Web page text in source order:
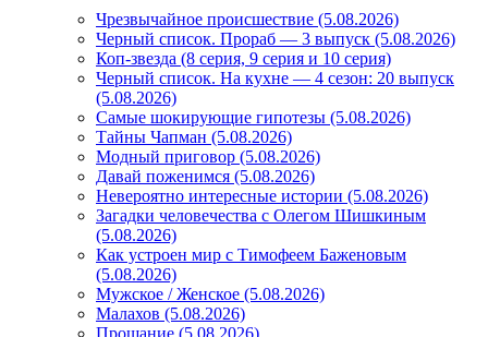
Чрезвычайное происшествие (5.08.2026)
Черный список. Прораб — 3 выпуск (5.08.2026)
Коп-звезда (8 серия, 9 серия и 10 серия)
Черный список. На кухне — 4 сезон: 20 выпуск
(5.08.2026)
Самые шокирующие гипотезы (5.08.2026)
Тайны Чапман (5.08.2026)
Модный приговор (5.08.2026)
Давай поженимся (5.08.2026)
Невероятно интересные истории (5.08.2026)
Загадки человечества с Олегом Шишкиным
(5.08.2026)
Как устроен мир с Тимофеем Баженовым
(5.08.2026)
Мужское / Женское (5.08.2026)
Малахов (5.08.2026)
Прощание (5.08.2026)